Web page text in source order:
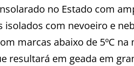
no Estado com
isolados com nevoeiro e
marcas abaixo de 5ºC
resultará em geada em